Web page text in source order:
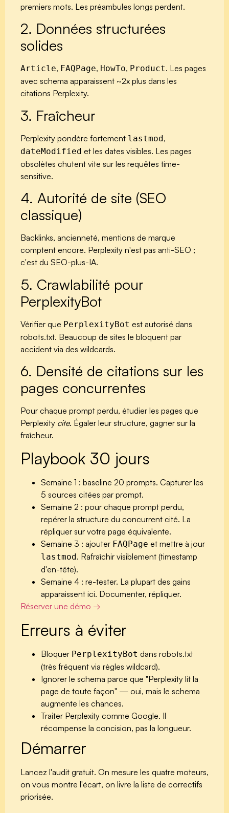
premiers mots. Les préambules longs perdent.
2. Données structurées
solides
Article, FAQPage, HowTo, Product. Les pages
avec schema apparaissent ~2x plus dans les
citations Perplexity.
3. Fraîcheur
Perplexity pondère fortement lastmod,
dateModified et les dates visibles. Les pages
obsolètes chutent vite sur les requêtes time-
sensitive.
4. Autorité de site (SEO
classique)
Backlinks, ancienneté, mentions de marque
comptent encore. Perplexity n'est pas anti-SEO ;
c'est du SEO-plus-IA.
5. Crawlabilité pour
PerplexityBot
Vérifier que PerplexityBot est autorisé dans
robots.txt. Beaucoup de sites le bloquent par
accident via des wildcards.
6. Densité de citations sur les
pages concurrentes
Pour chaque prompt perdu, étudier les pages que
Perplexity cite. Égaler leur structure, gagner sur la
fraîcheur.
Playbook 30 jours
Semaine 1 : baseline 20 prompts. Capturer les
5 sources citées par prompt.
Semaine 2 : pour chaque prompt perdu,
repérer la structure du concurrent cité. La
répliquer sur votre page équivalente.
Semaine 3 : ajouter FAQPage et mettre à jour
lastmod . Rafraîchir visiblement (timestamp
d'en-tête).
Semaine 4 : re-tester. La plupart des gains
apparaissent ici. Documenter, répliquer.
Réserver une démo →
Erreurs à éviter
Bloquer PerplexityBot dans robots.txt
(très fréquent via règles wildcard).
Ignorer le schema parce que "Perplexity lit la
page de toute façon" — oui, mais le schema
augmente les chances.
Traiter Perplexity comme Google. Il
récompense la concision, pas la longueur.
Démarrer
Lancez l'audit gratuit. On mesure les quatre moteurs,
on vous montre l'écart, on livre la liste de correctifs
priorisée.